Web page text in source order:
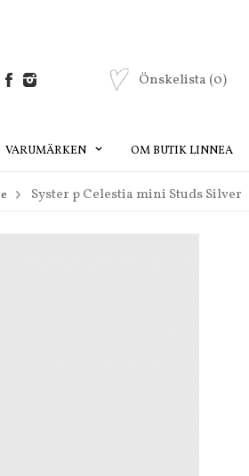
Önskelista (0)
VARUMÄRKEN OM BUTIK LINNEA
Syster p Celestia mini Studs Silver